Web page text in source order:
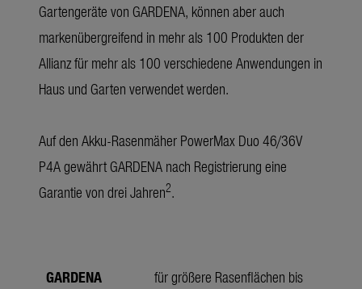
Gartengeräte von GARDENA, können aber auch
markenübergreifend in mehr als 100 Produkten der
Allianz für mehr als 100 verschiedene Anwendungen in
Haus und Garten verwendet werden.
Auf den Akku-Rasenmäher PowerMax Duo 46/36V
P4A gewährt GARDENA nach Registrierung eine
Garantie von drei Jahren2.
GARDENA
für größere Rasenflächen bis